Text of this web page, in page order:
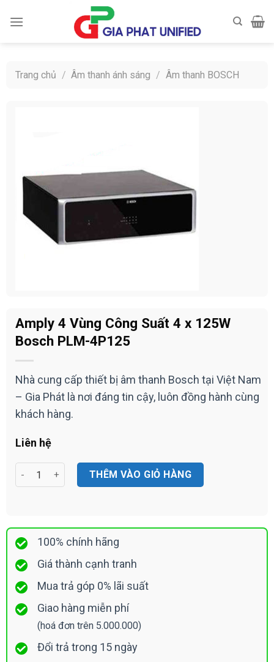
Trang chủ / Âm thanh ánh sáng / Âm thanh BOSCH
Amply 4 Vùng Công Suất 4 x 125W
Bosch PLM-4P125
Nhà cung cấp thiết bị âm thanh Bosch tại Việt Nam
– Gia Phát là nơi đáng tin cậy, luôn đồng hành cùng
khách hàng.
Liên hệ
Amply 4 Vùng Công Suất 4 x 125W Bosch PLM-4P125 số
THÊM VÀO GIỎ HÀNG
100% chính hãng
Giá thành cạnh tranh
Mua trả góp 0% lãi suất
Giao hàng miễn phí
(hoá đơn trên 5.000.000)
Đổi trả trong 15 ngày